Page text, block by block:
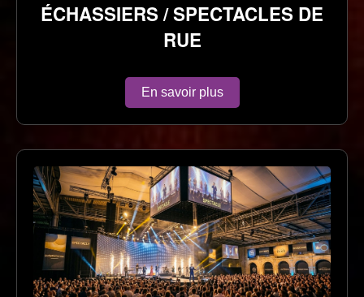
ÉCHASSIERS / SPECTACLES DE
RUE
En savoir plus